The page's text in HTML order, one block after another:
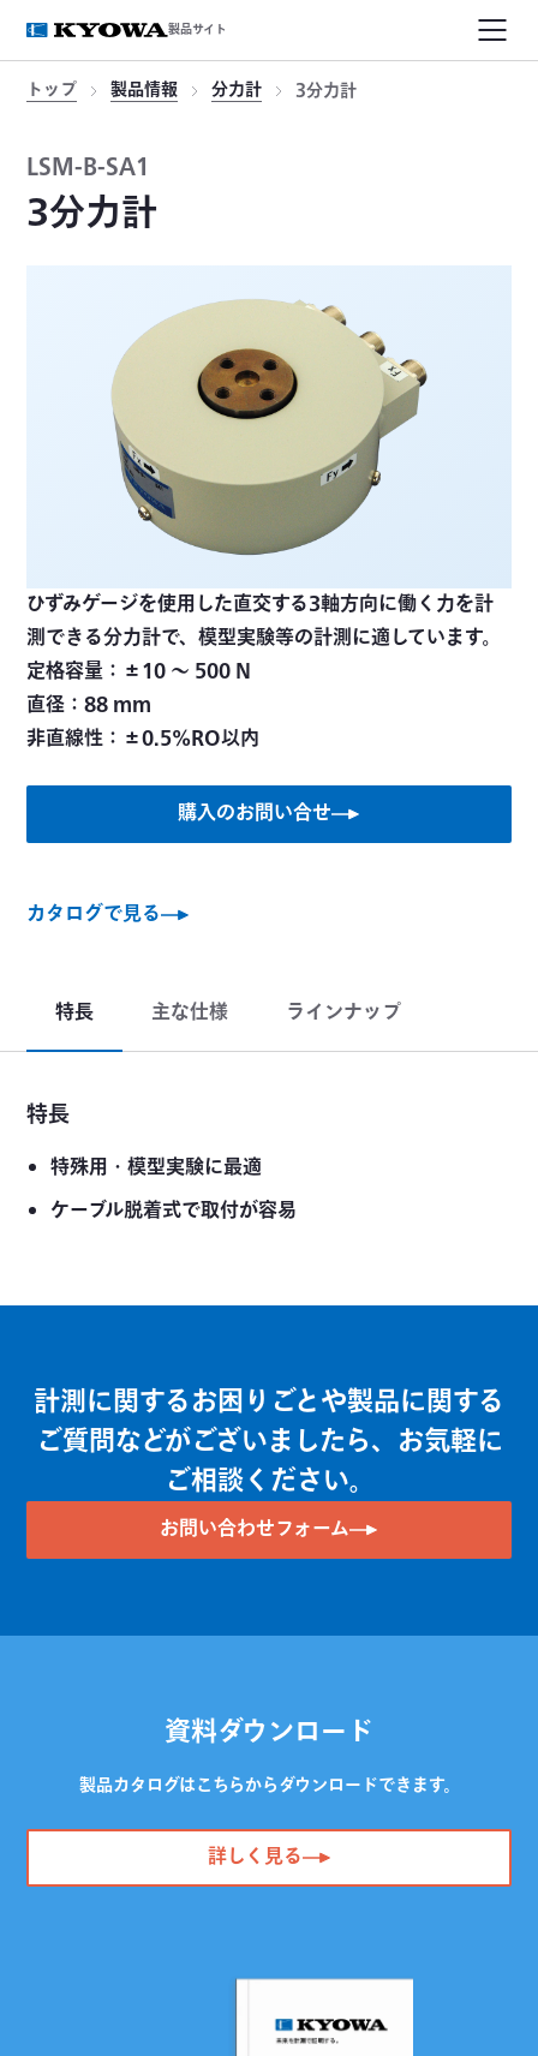
製品サイト
トップ 製品情報 分力計 3分力計
LSM-B-SA1
3分力計
ひずみゲージを使用した直交する3軸方向に働く力を計
測できる分力計で、模型実験等の計測に適しています。
定格容量：±10 ～ 500 N
直径：88 mm
非直線性：±0.5%RO以内
購入のお問い合せ
カタログで見る
特長 主な仕様 ラインナップ
特長
特殊用・模型実験に最適
ケーブル脱着式で取付が容易
計測に関するお困りごとや製品に関する
ご質問などがございましたら、お気軽に
ご相談ください。
お問い合わせフォーム
資料ダウンロード
製品カタログはこちらからダウンロードできます。
詳しく見る